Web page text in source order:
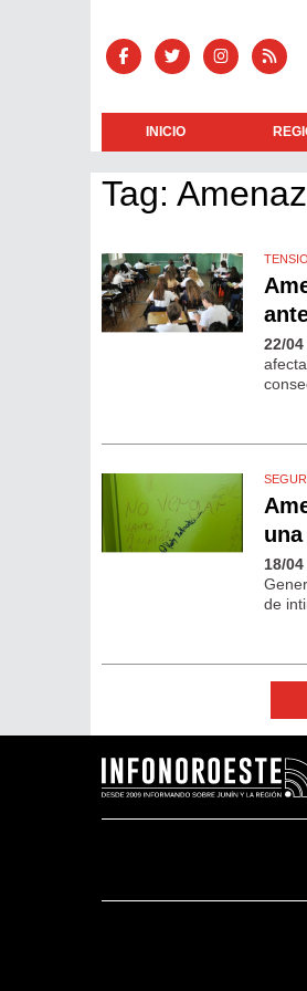
INICIO
Tag:
22/04
18/04
de